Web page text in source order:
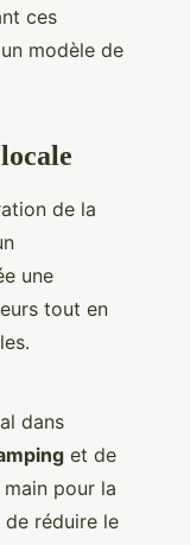
ces
modèle de
de la
une
tout en
dans
et de
pour la
réduire le